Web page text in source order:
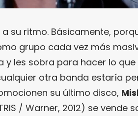
su ritmo. Básicamente,
grupo cada vez más
les sobra para hacer lo que
otra banda estaría
su último disco,
/ Warner, 2012) se vende